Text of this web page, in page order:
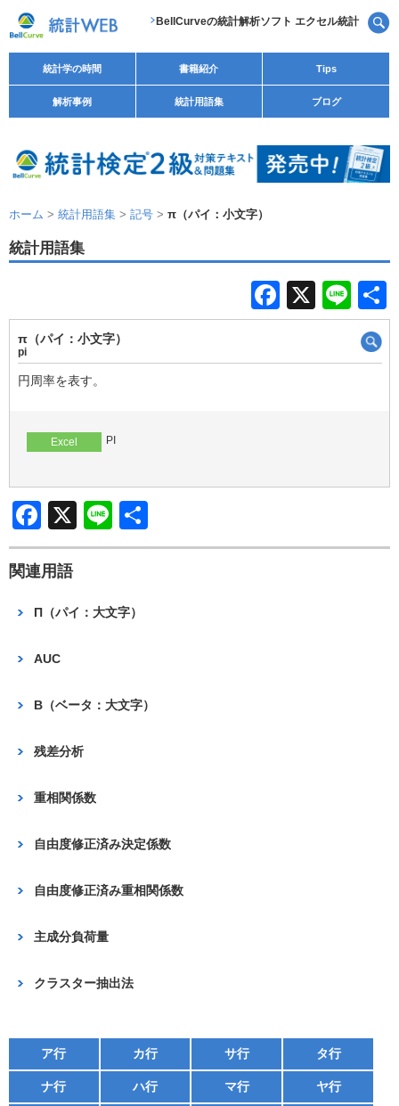
BellCurveの統計解析ソフト エクセル統計
統計学の時間 書籍紹介 Tips
解析事例 統計用語集 ブログ
ホーム > 統計用語集 > 記号 > π（パイ：小文字）
統計用語集
F
a
k
X
Li
n
e
π（パイ：小文字）
pi
円周率を表す。
Excel PI
F
a
c
e
b
o
k
X
Li
n
有
関連用語
Π（パイ：大文字）
AUC
Β（ベータ：大文字）
残差分析
重相関係数
自由度修正済み決定係数
自由度修正済み重相関係数
主成分負荷量
クラスター抽出法
ア行 カ行 サ行 タ行
ナ行 ハ行 マ行 ヤ行